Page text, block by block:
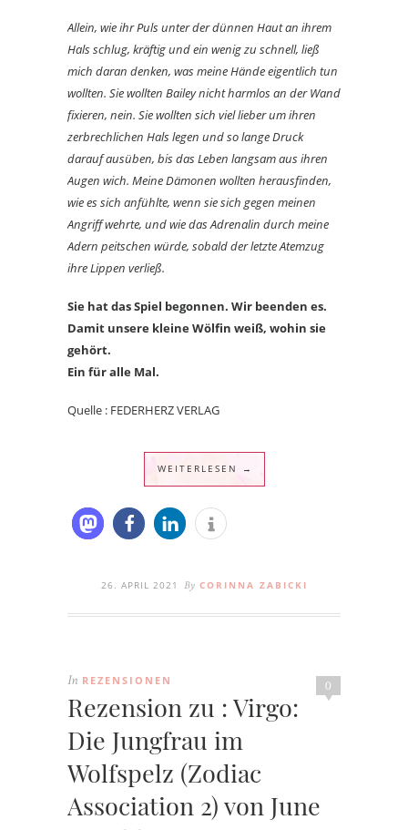
Allein, wie ihr Puls unter der dünnen Haut an ihrem
Hals schlug, kräftig und ein wenig zu schnell, ließ
mich daran denken, was meine Hände eigentlich tun
wollten. Sie wollten Bailey nicht harmlos an der Wand
fixieren, nein. Sie wollten sich viel lieber um ihren
zerbrechlichen Hals legen und so lange Druck
darauf ausüben, bis das Leben langsam aus ihren
Augen wich. Meine Dämonen wollten herausfinden,
wie es sich anfühlte, wenn sie sich gegen meinen
Angriff wehrte, und wie das Adrenalin durch meine
Adern peitschen würde, sobald der letzte Atemzug
ihre Lippen verließ.
Sie hat das Spiel begonnen. Wir beenden es.
Damit unsere kleine Wölfin weiß, wohin sie
gehört.
Ein für alle Mal.
Quelle : FEDERHERZ VERLAG
WEITERLESEN →
26. APRIL 2021 By CORINNA ZABICKI
0
In REZENSIONEN
Rezension zu : Virgo:
Die Jungfrau im
Wolfspelz (Zodiac
Association 2) von June